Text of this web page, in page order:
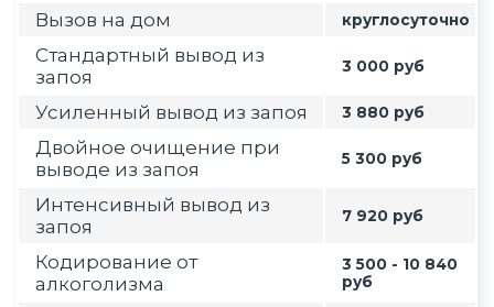
Вызов на дом круглосуточно
Стандартный вывод из
запоя
3 000 руб
Усиленный вывод из запоя 3 880 руб
Двойное очищение при
выводе из запоя
5 300 руб
Интенсивный вывод из
запоя
7 920 руб
Кодирование от
алкоголизма
3 500 - 10 840
руб